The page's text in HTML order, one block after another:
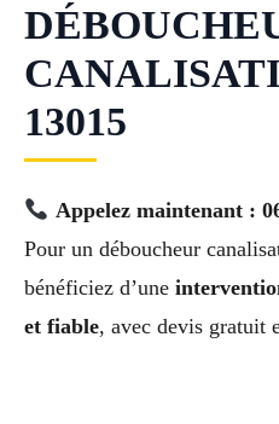
13015
Appelez maintenant :
Pour un déboucheur
bénéficiez d’une
et fiable, avec devis gratuit